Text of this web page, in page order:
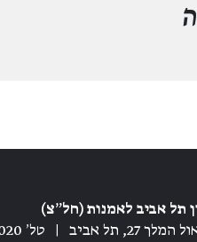
תל אביב לאמנות (חל״צ)
27, תל אביב
טל׳ 03-6077020